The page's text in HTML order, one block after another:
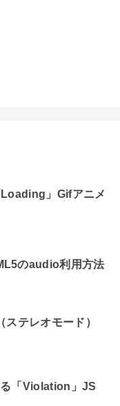
」Gifアニメ
のaudio利用方法
テレオモード）
「Violation」JS